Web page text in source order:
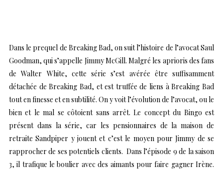
Dans le prequel de Breaking Bad, on suit l’histoire de l’avocat Saul
Goodman, qui s’appelle Jimmy McGill. Malgré les aprioris des fans
de Walter White, cette série s’est avérée être suffisamment
détachée de Breaking Bad, et est truffée de liens à Breaking Bad
tout en finesse et en subtilité. On y voit l’évolution de l’avocat, ou le
bien et le mal se côtoient sans arrêt. Le concept du Bingo est
présent dans la série, car les pensionnaires de la maison de
retraite Sandpiper y jouent et c’est le moyen pour Jimmy de se
rapprocher de ses potentiels clients. Dans l’épisode 9 de la saison
3, il trafique le boulier avec des aimants pour faire gagner Irène.